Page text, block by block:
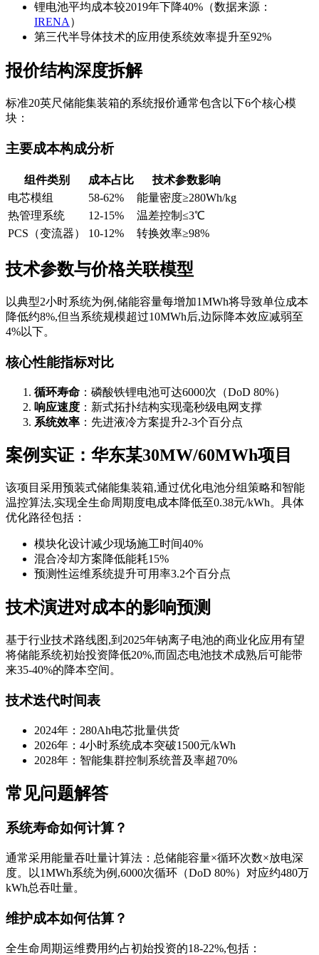
锂电池平均成本较2019年下降40%（数据来源：
IRENA ）
第三代半导体技术的应用使系统效率提升至92%
报价结构深度拆解
标准20英尺储能集装箱的系统报价通常包含以下6个核心模
块：
主要成本构成分析
组件类别 成本占比
技术参数影响
电芯模组
58-62%
能量密度≥280Wh/kg
热管理系统
12-15%
温差控制≤3℃
PCS（变流器）
10-12% 转换效率≥98%
技术参数与价格关联模型
以典型2小时系统为例,储能容量每增加1MWh将导致单位成本
降低约8%,但当系统规模超过10MWh后,边际降本效应减弱至
4%以下。
核心性能指标对比
循环寿命 ：磷酸铁锂电池可达6000次（DoD 80%）
响应速度 ：新式拓扑结构实现毫秒级电网支撑
系统效率 ：先进液冷方案提升2-3个百分点
案例实证：华东某30MW/60MWh项目
该项目采用预装式储能集装箱,通过优化电池分组策略和智能
温控算法,实现全生命周期度电成本降低至0.38元/kWh。具体
优化路径包括：
模块化设计减少现场施工时间40%
混合冷却方案降低能耗15%
预测性运维系统提升可用率3.2个百分点
技术演进对成本的影响预测
基于行业技术路线图,到2025年钠离子电池的商业化应用有望
将储能系统初始投资降低20%,而固态电池技术成熟后可能带
来35-40%的降本空间。
技术迭代时间表
2024年：280Ah电芯批量供货
2026年：4小时系统成本突破1500元/kWh
2028年：智能集群控制系统普及率超70%
常见问题解答
系统寿命如何计算？
通常采用能量吞吐量计算法：总储能容量×循环次数×放电深
度。以1MWh系统为例,6000次循环（DoD 80%）对应约480万
kWh总吞吐量。
维护成本如何估算？
全生命周期运维费用约占初始投资的18-22%,包括：